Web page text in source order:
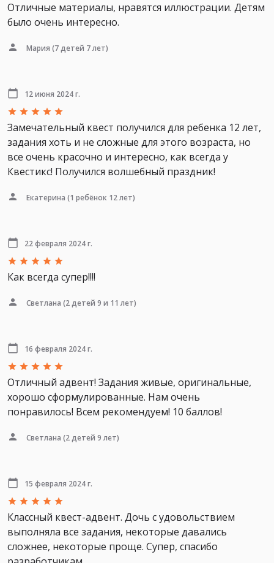
Отличные материалы, нравятся иллюстрации. Детям
было очень интересно.
Мария (7 детей 7 лет)
12 июня 2024 г.
Замечательный квест получился для ребенка 12 лет,
задания хоть и не сложные для этого возраста, но
все очень красочно и интересно, как всегда у
Квестикс! Получился волшебный праздник!
Екатерина (1 ребёнок 12 лет)
22 февраля 2024 г.
Как всегда супер!!!!
Светлана (2 детей 9 и 11 лет)
16 февраля 2024 г.
Отличный адвент! Задания живые, оригинальные,
хорошо сформулированные. Нам очень
понравилось! Всем рекомендуем! 10 баллов!
Светлана (2 детей 9 лет)
15 февраля 2024 г.
Классный квест-адвент. Дочь с удовольствием
выполняла все задания, некоторые давались
сложнее, некоторые проще. Супер, спасибо